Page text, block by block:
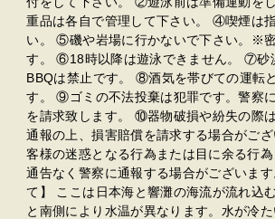
重品は各自で管理して下さい。 ④喫煙は
い。 ⑤磯や岩場に行かないで下さい。※
す。 ⑥18時以降は遊泳できません。 ⑦砂
BBQは禁止です。 ⑧酒気を帯びての運転
す。 ⑨ゴミの不法投棄は犯罪です。警察
を請求致します。 ⑩器物破損や紛失の際
通報の上、損害賠償を請求する場合がご
客様の迷惑となる行為または目に余る行為
通告なく警察に通報する場合がございま
て】 ここは日本海と響灘の海流が流れ込
と南側により水温が異なります。水が冷